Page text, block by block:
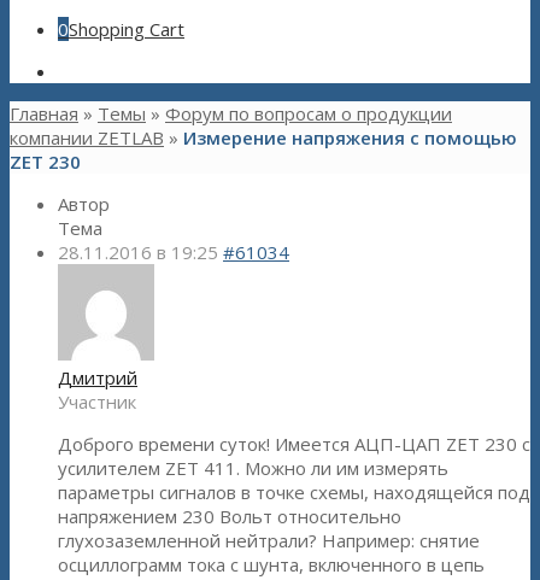
0Shopping Cart
Главная » Темы » Форум по вопросам о продукции
компании ZETLAB » Измерение напряжения с помощью
ZET 230
Автор
Тема
28.11.2016 в 19:25 #61034
Дмитрий
Участник
Доброго времени суток! Имеется АЦП-ЦАП ZET 230 с
усилителем ZET 411. Можно ли им измерять
параметры сигналов в точке схемы, находящейся под
напряжением 230 Вольт относительно
глухозаземленной нейтрали? Например: снятие
осциллограмм тока с шунта, включенного в цепь